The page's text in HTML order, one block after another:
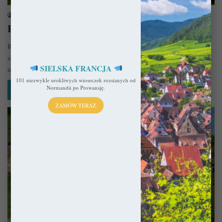
Rumunia – Informacje praktyczne
Rumunia to chyba wciąż niedoceniony turystycznie kawałek świata, a
szkoda bo zdaje się oferować nieskończony wachlarz atrakcji, które
urzekną każdego.…
Czytaj więcej »
Rumunia
SIELSKA FRANCJA
101 niezwykle urokliwych wioseczek rozsianych od
Normandii po Prowansję.
ZAMÓW TERAZ